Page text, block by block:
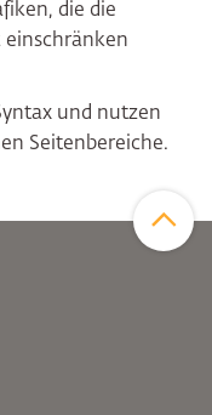
die die
einschränken
und nutzen
Seitenbereiche.